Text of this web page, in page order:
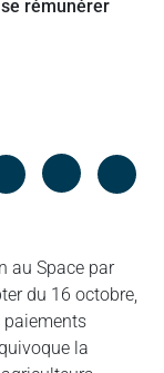
au Space par
du 16 octobre,
paiements
la